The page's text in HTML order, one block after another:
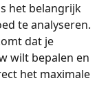
het belangrijk
te analyseren.
dat je
wilt bepalen en
het maximale